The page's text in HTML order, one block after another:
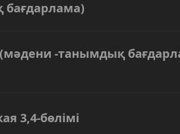
бағдарлама)
-танымдық
3,4-бөлімі